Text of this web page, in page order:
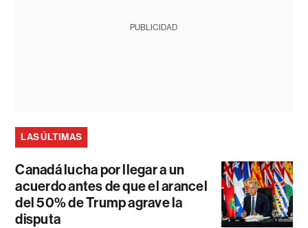
PUBLICIDAD
LAS ÚLTIMAS
Canadá lucha por llegar a un
acuerdo antes de que el arancel
del 50% de Trump agrave la
disputa